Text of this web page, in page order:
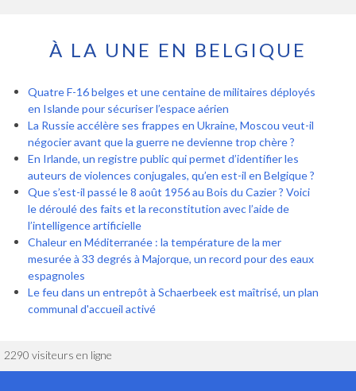
À LA UNE EN BELGIQUE
Quatre F-16 belges et une centaine de militaires déployés
en Islande pour sécuriser l’espace aérien
La Russie accélère ses frappes en Ukraine, Moscou veut-il
négocier avant que la guerre ne devienne trop chère ?
En Irlande, un registre public qui permet d’identifier les
auteurs de violences conjugales, qu’en est-il en Belgique ?
Que s’est-il passé le 8 août 1956 au Bois du Cazier ? Voici
le déroulé des faits et la reconstitution avec l’aide de
l’intelligence artificielle
Chaleur en Méditerranée : la température de la mer
mesurée à 33 degrés à Majorque, un record pour des eaux
espagnoles
Le feu dans un entrepôt à Schaerbeek est maîtrisé, un plan
communal d'accueil activé
2290 visiteurs en ligne